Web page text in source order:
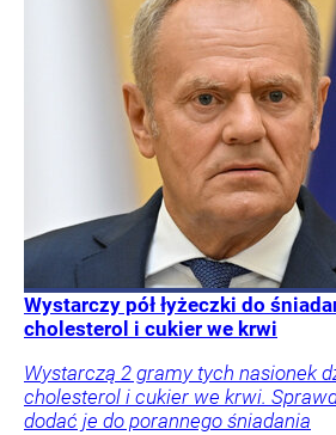
Wystarczy pół łyżeczki do
cholesterol i cukier we krwi
Wystarczą 2 gramy tych nasionek
cholesterol i cukier we krwi.
dodać je do porannego śniadania